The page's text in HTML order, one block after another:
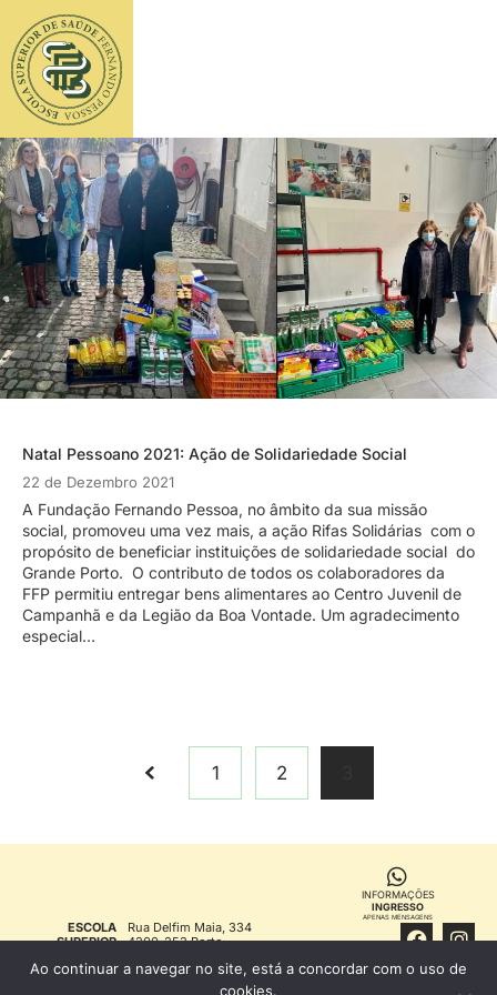
Natal Pessoano 2021: Ação de Solidariedade Social
22 de Dezembro 2021
A Fundação Fernando Pessoa, no âmbito da sua missão
social, promoveu uma vez mais, a ação Rifas Solidárias com o
propósito de beneficiar instituições de solidariedade social do
Grande Porto. O contributo de todos os colaboradores da
FFP permitiu entregar bens alimentares ao Centro Juvenil de
Campanhã e da Legião da Boa Vontade. Um agradecimento
especial…
1 2
ESCOLA
SUPERIOR
FERNANDO
Rua Delfim Maia, 334
4200-253 Porto
para rede fixa nacional)
info@ess.fernandopessoa.pt
INFORMAÇÕES
INGRESSO
APENAS MENSAGENS
Ao continuar a navegar no site, está a concordar com o uso de
cookies.